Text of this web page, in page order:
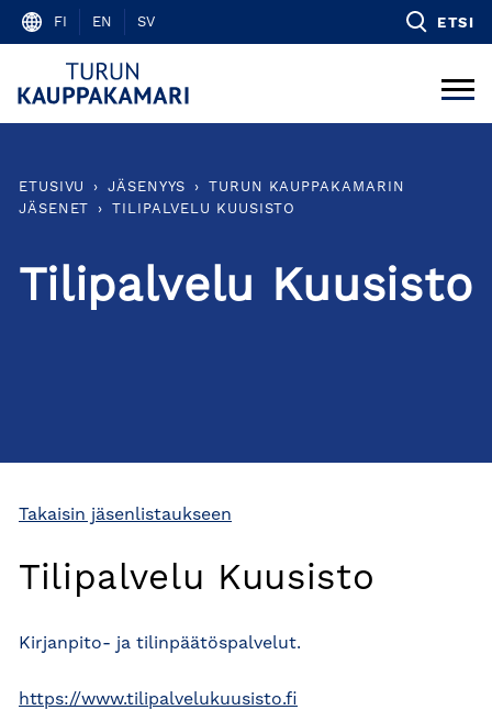
Skip
content
FI EN SV ETSI
ETUSIVU › JÄSENYYS ›
TURUN KAUPPAKAMARIN
JÄSENET
› TILIPALVELU KUUSISTO
Tilipalvelu Kuusisto
Takaisin jäsenlistaukseen
Tilipalvelu Kuusisto
Kirjanpito- ja tilinpäätöspalvelut.
https://www.tilipalvelukuusisto.fi